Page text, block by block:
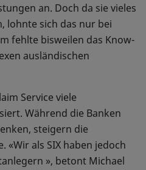
an. Doch da sie vieles
lohnte sich das nur bei
fehlte bisweilen das Know-
ausländischen
Service viele
Während die Banken
steigern die
«Wir als SIX haben jedoch
», betont Michael